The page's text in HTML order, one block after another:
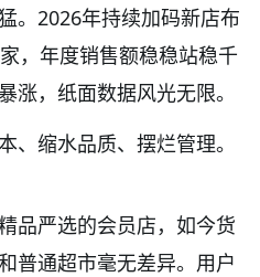
。2026年持续加码新店布
，年度销售额稳稳站稳千
涨，纸面数据风光无限。
、缩水品质、摆烂管理。
品严选的会员店，如今货
普通超市毫无差异。用户